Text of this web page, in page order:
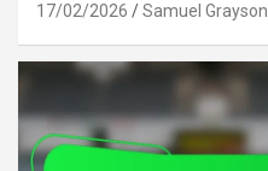
17/02/2026 Samuel Grayson